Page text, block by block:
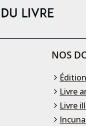
NOS
Livre
Livre